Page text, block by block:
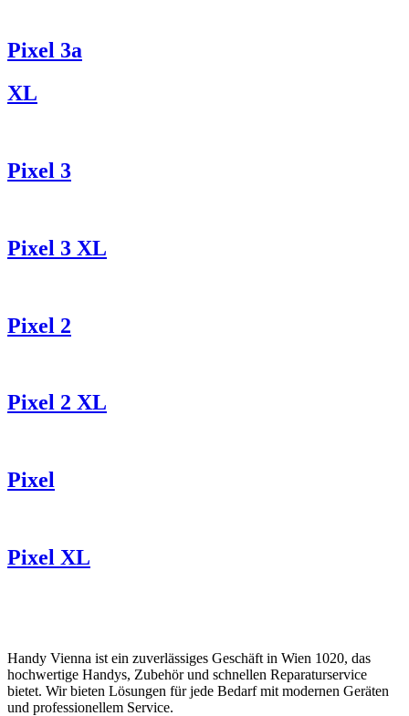
Pixel 3a
XL
Pixel 3
Pixel 3 XL
Pixel 2
Pixel 2 XL
Pixel
Pixel XL
Handy Vienna ist ein zuverlässiges Geschäft in Wien 1020, das
hochwertige Handys, Zubehör und schnellen Reparaturservice
bietet. Wir bieten Lösungen für jede Bedarf mit modernen Geräten
und professionellem Service.